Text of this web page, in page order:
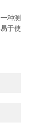
种测
于使